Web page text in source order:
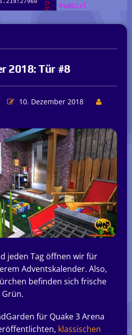
2018: Tür #8
10. Dezember 2018
jeden Tag öffnen wir für
Adventskalender. Also,
befinden sich frische
für Quake 3 Arena
klassischen